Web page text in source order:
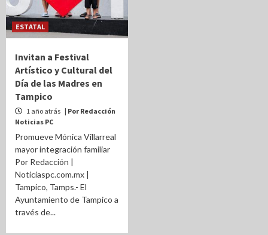
ESTATAL
Invitan a Festival
Artístico y Cultural del
Día de las Madres en
Tampico
1 año atrás | Por Redacción
Noticias PC
Promueve Mónica Villarreal
mayor integración familiar
Por Redacción |
Noticiaspc.com.mx |
Tampico, Tamps.- El
Ayuntamiento de Tampico a
través de...